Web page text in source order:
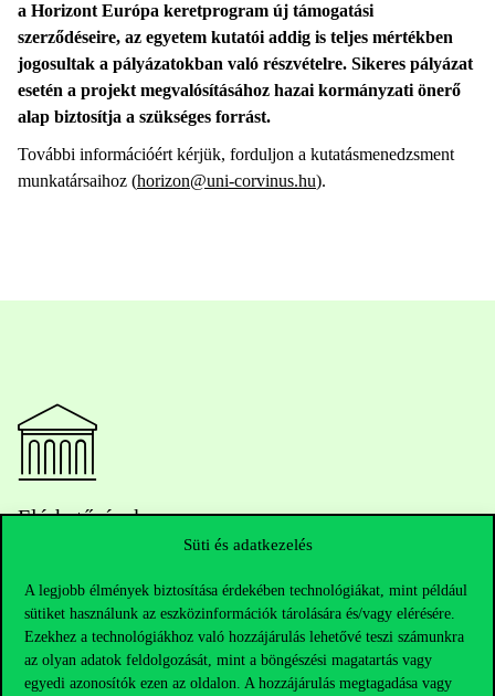
Süti és adatkezelés
A legjobb élmények biztosítása érdekében technológiákat, mint például
sütiket használunk az eszközinformációk tárolására és/vagy elérésére.
Ezekhez a technológiákhoz való hozzájárulás lehetővé teszi számunkra
az olyan adatok feldolgozását, mint a böngészési magatartás vagy
egyedi azonosítók ezen az oldalon. A hozzájárulás megtagadása vagy
a Horizont Európa keretprogram új támogatási
szerződéseire, az egyetem kutatói addig is teljes mértékben
jogosultak a pályázatokban való részvételre. Sikeres pályázat
esetén a projekt megvalósításához hazai kormányzati önerő
alap biztosítja a szükséges forrást.
További információért kérjük, forduljon a kutatásmenedzsment
munkatársaihoz (horizon@uni-corvinus.hu).
Elérhetőségek
Telefonszám:+36 1 482 5000
Kérdésed van a felvételivel kapcsolatban?